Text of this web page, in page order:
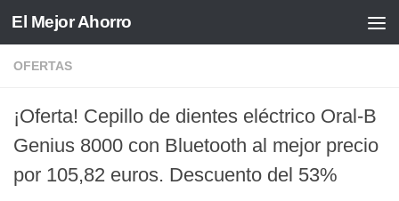
Saltar al contenido
El Mejor Ahorro
OFERTAS
¡Oferta! Cepillo de dientes eléctrico Oral-B
Genius 8000 con Bluetooth al mejor precio
por 105,82 euros. Descuento del 53%